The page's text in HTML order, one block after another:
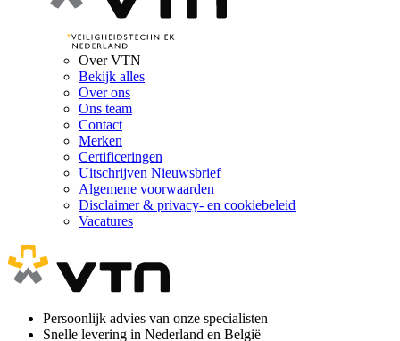
Over VTN
Bekijk alles
Over ons
Ons team
Contact
Merken
Certificeringen
Uitschrijven Nieuwsbrief
Algemene voorwaarden
Disclaimer & privacy- en cookiebeleid
Vacatures
Persoonlijk advies van onze specialisten
Snelle levering in Nederland en België